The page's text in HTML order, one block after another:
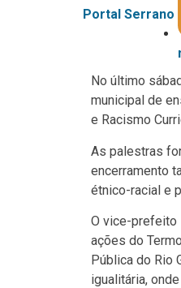
Portal Serrano
No último
municipal de
e Racismo
As palestras
encerramento
étnico-racial e
O vice-prefeito
ações do
Pública do Rio
igualitária,